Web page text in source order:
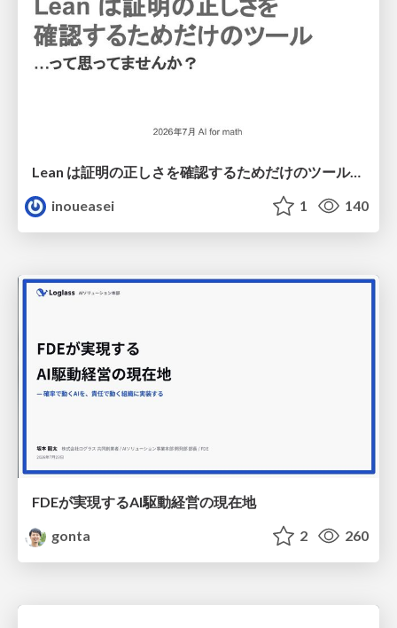
Lean は証明の正しさを確認するためだけのツールって思ってませんか？
inoueasei
1 140
FDEが実現するAI駆動経営の現在地
gonta
2 260